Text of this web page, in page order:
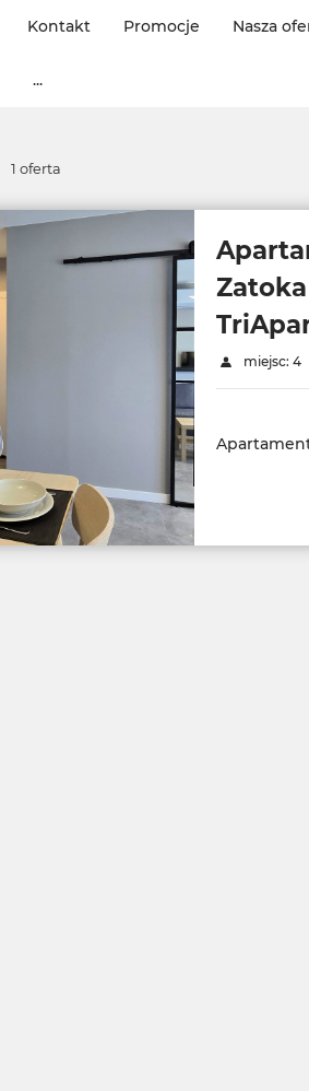
Kontakt Promocje Nasza
...
1 oferta
miejsc: 4